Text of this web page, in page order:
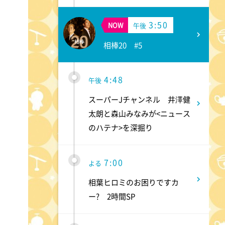
NOW 午後 3:50
相棒20 #5
午後 4:48
スーパーJチャンネル 井澤健
太朗と森山みなみが<ニュース
のハテナ>を深掘り
よる 7:00
相葉ヒロミのお困りですカ
ー? 2時間SP